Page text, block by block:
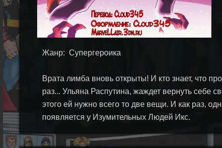
Жанр: Супергероика
Врата лимба вновь открыты! И кто знает, что
раз... Ульяна Распутина, жаждет вернуть себе
этого ей нужно всего то две вещи. И как раз,
появляется у Изумительных Людей Икс.